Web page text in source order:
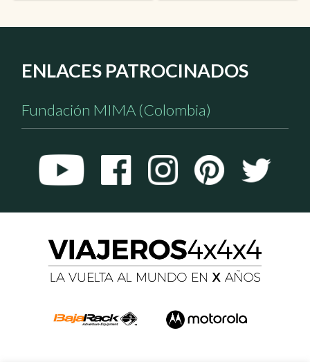
ENLACES PATROCINADOS
Fundación MIMA (Colombia)